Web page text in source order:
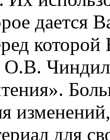
дается
О.В.
для